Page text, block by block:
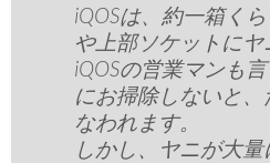
iQOSは、約一箱く
や上部ソケットにヤ
iQOSの営業マンも
にお掃除しないと
なわれます。
しかし、ヤニが大